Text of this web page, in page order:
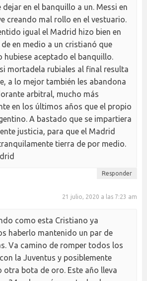
dejar en el banquillo a un. Messi en
creando mal rollo en el vestuario.
igual el Madrid hizo bien en
en medio a un cristianó que
hubiese aceptado el banquillo.
si mortadela rubiales al final resulta
a lo mejor también les abandona
arbitral, mucho más
en los últimos años que el propio
A bastado que se impartiera
justicia, para que el Madrid
tierra de por medio.
Responder
21 julio, 2020 a las 7:23 am
como esta Cristiano ya
haberlo mantenido un par de
Va camino de romper todos los
la Juventus y posiblemente
otra bota de oro. Este año lleva